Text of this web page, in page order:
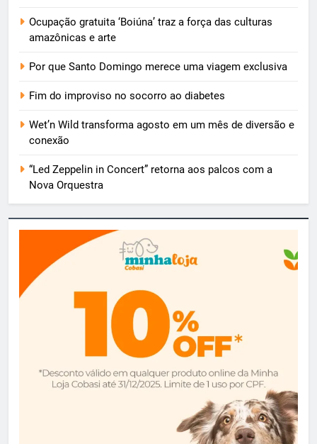
Ocupação gratuita ‘Boiúna’ traz a força das culturas
amazônicas e arte
Por que Santo Domingo merece uma viagem exclusiva
Fim do improviso no socorro ao diabetes
Wet’n Wild transforma agosto em um mês de diversão e
conexão
“Led Zeppelin in Concert” retorna aos palcos com a
Nova Orquestra